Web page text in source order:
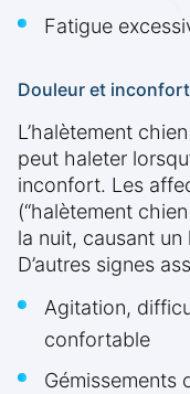
Fatigue
Douleur et inconfort
L’halètement
peut haleter
inconfort. Les
(“halètement
la nuit, causant
D’autres signes
Agitation,
confortable
Gémissements